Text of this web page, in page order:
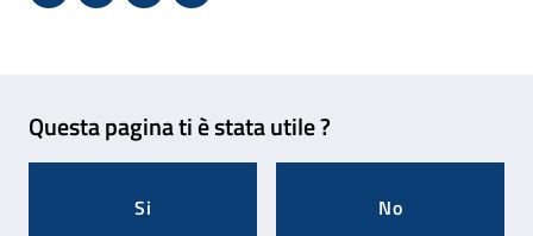
Questa pagina ti è stata utile ?
Si No